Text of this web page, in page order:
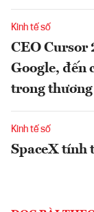
Kinh tế số
CEO Cursor
Google, đến
trong
Kinh tế số
SpaceX tính